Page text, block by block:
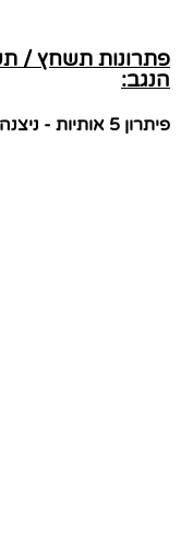
פתרונות תשחץ /
הנגב:
פיתרון 5 אותיות - ניצנה